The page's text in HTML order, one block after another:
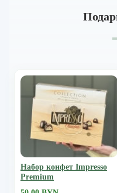
Набор конфет Impresso
Premium